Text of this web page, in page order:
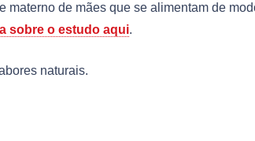
materno de mães que se alimentam de
sobre o estudo aqui.
naturais.